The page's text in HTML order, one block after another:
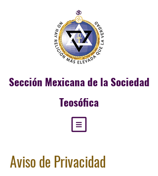
Sección Mexicana de la Sociedad
Teosófica
Aviso de Privacidad